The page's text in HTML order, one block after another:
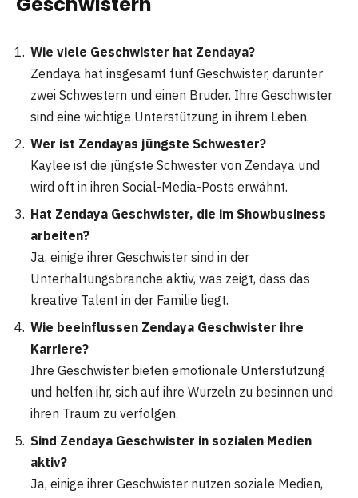
Wie viele Geschwister hat Zendaya?
Zendaya hat insgesamt fünf Geschwister, darunter
zwei Schwestern und einen Bruder. Ihre Geschwister
sind eine wichtige Unterstützung in ihrem Leben.
Wer ist Zendayas jüngste Schwester?
Kaylee ist die jüngste Schwester von Zendaya und
wird oft in ihren Social-Media-Posts erwähnt.
Hat Zendaya Geschwister, die im Showbusiness
arbeiten?
Ja, einige ihrer Geschwister sind in der
Unterhaltungsbranche aktiv, was zeigt, dass das
kreative Talent in der Familie liegt.
Wie beeinflussen Zendaya Geschwister ihre
Karriere?
Ihre Geschwister bieten emotionale Unterstützung
und helfen ihr, sich auf ihre Wurzeln zu besinnen und
ihren Traum zu verfolgen.
Sind Zendaya Geschwister in sozialen Medien
aktiv?
Ja, einige ihrer Geschwister nutzen soziale Medien,